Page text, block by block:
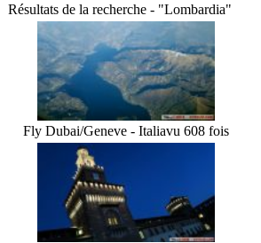
Résultats de la recherche - "Lombardia"
Fly Dubai/Geneve - Italiavu 608 fois